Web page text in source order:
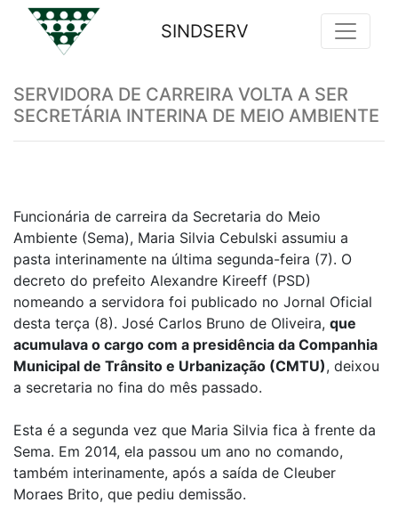
SINDSERV
SERVIDORA DE CARREIRA VOLTA A SER
SECRETÁRIA INTERINA DE MEIO AMBIENTE
Funcionária de carreira da Secretaria do Meio
Ambiente (Sema), Maria Silvia Cebulski assumiu a
pasta interinamente na última segunda-feira (7). O
decreto do prefeito Alexandre Kireeff (PSD)
nomeando a servidora foi publicado no Jornal Oficial
desta terça (8). José Carlos Bruno de Oliveira, que
acumulava o cargo com a presidência da Companhia
Municipal de Trânsito e Urbanização (CMTU), deixou
a secretaria no fina do mês passado.
Esta é a segunda vez que Maria Silvia fica à frente da
Sema. Em 2014, ela passou um ano no comando,
também interinamente, após a saída de Cleuber
Moraes Brito, que pediu demissão.